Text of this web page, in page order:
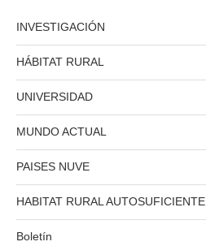
INVESTIGACIÓN
HÁBITAT RURAL
UNIVERSIDAD
MUNDO ACTUAL
PAISES NUVE
HABITAT RURAL AUTOSUFICIENTE
Boletín